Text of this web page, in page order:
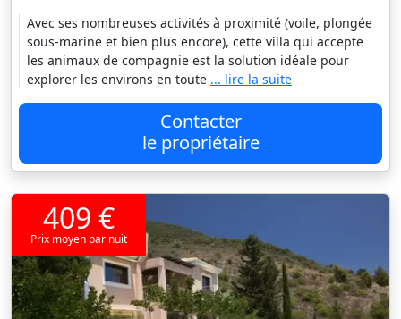
Avec ses nombreuses activités à proximité (voile, plongée
sous-marine et bien plus encore), cette villa qui accepte
les animaux de compagnie est la solution idéale pour
explorer les environs en toute ... lire la suite
Contacter
le propriétaire
409 €
Prix moyen par nuit